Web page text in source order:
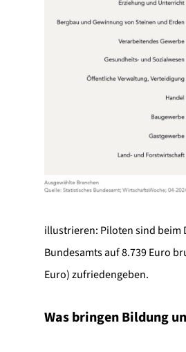
illustrieren: Piloten sind beim
Bundesamts auf 8.739 Euro
Euro) zufriedengeben.
Was bringen Bildung